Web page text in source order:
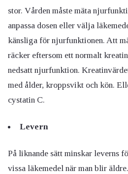
stor. Vården måste mäta
anpassa dosen eller välja
känsliga för njurfunktionen. Att
räcker eftersom ett normalt
nedsatt njurfunktion.
med ålder, kroppsvikt och kön.
cystatin C.
Levern
På liknande sätt minskar leverns
vissa läkemedel när man blir